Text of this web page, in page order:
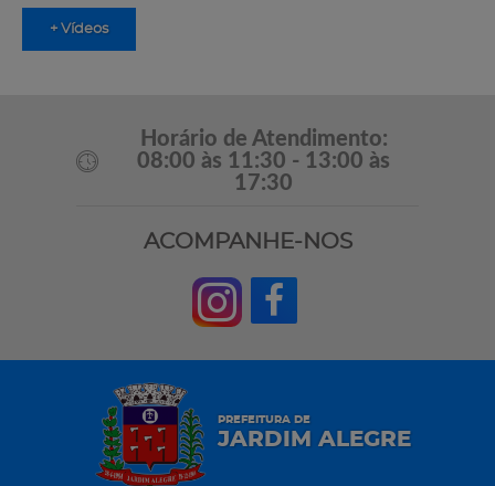
+ Vídeos
Horário de Atendimento:
08:00 às 11:30 - 13:00 às
17:30
ACOMPANHE-NOS
PREFEITURA DE
JARDIM ALEGRE